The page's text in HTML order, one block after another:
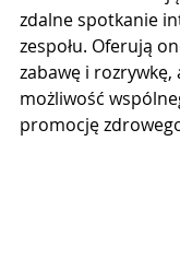
zdalne spotkanie
zespołu. Oferują
zabawę i rozrywkę,
możliwość
promocję